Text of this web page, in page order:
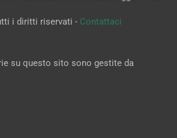
i diritti riservati - Contattaci
su questo sito sono gestite da